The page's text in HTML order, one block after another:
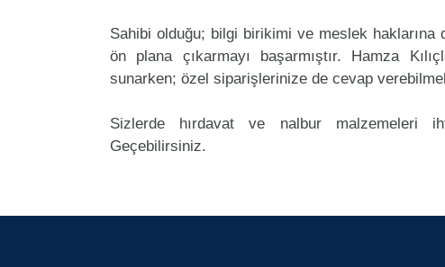
Sahibi olduğu; bilgi birikimi ve meslek
ön plana çıkarmayı başarmıştır. Hamza
sunarken; özel siparişlerinize de cevap
Sizlerde hırdavat ve nalbur malzemeleri
Geçebilirsiniz.